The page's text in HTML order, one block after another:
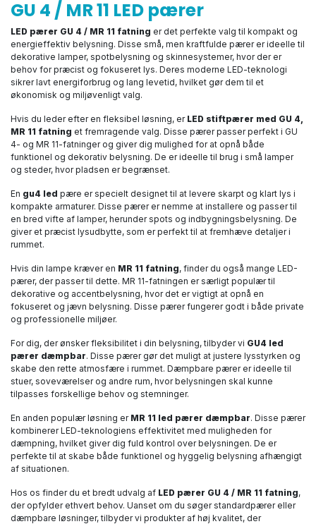
GU 4 / MR 11 LED pærer
LED pærer GU 4 / MR 11 fatning er det perfekte valg til kompakt og
energieffektiv belysning. Disse små, men kraftfulde pærer er ideelle til
dekorative lamper, spotbelysning og skinnesystemer, hvor der er
behov for præcist og fokuseret lys. Deres moderne LED-teknologi
sikrer lavt energiforbrug og lang levetid, hvilket gør dem til et
økonomisk og miljøvenligt valg.
Hvis du leder efter en fleksibel løsning, er LED stiftpærer med GU 4,
MR 11 fatning et fremragende valg. Disse pærer passer perfekt i GU
4- og MR 11-fatninger og giver dig mulighed for at opnå både
funktionel og dekorativ belysning. De er ideelle til brug i små lamper
og steder, hvor pladsen er begrænset.
En gu4 led pære er specielt designet til at levere skarpt og klart lys i
kompakte armaturer. Disse pærer er nemme at installere og passer til
en bred vifte af lamper, herunder spots og indbygningsbelysning. De
giver et præcist lysudbytte, som er perfekt til at fremhæve detaljer i
rummet.
Hvis din lampe kræver en MR 11 fatning, finder du også mange LED-
pærer, der passer til dette. MR 11-fatningen er særligt populær til
dekorative og accentbelysning, hvor det er vigtigt at opnå en
fokuseret og jævn belysning. Disse pærer fungerer godt i både private
og professionelle miljøer.
For dig, der ønsker fleksibilitet i din belysning, tilbyder vi GU4 led
pærer dæmpbar. Disse pærer gør det muligt at justere lysstyrken og
skabe den rette atmosfære i rummet. Dæmpbare pærer er ideelle til
stuer, soveværelser og andre rum, hvor belysningen skal kunne
tilpasses forskellige behov og stemninger.
En anden populær løsning er MR 11 led pærer dæmpbar. Disse pærer
kombinerer LED-teknologiens effektivitet med muligheden for
dæmpning, hvilket giver dig fuld kontrol over belysningen. De er
perfekte til at skabe både funktionel og hyggelig belysning afhængigt
af situationen.
Hos os finder du et bredt udvalg af LED pærer GU 4 / MR 11 fatning,
der opfylder ethvert behov. Uanset om du søger standardpærer eller
dæmpbare løsninger, tilbyder vi produkter af høj kvalitet, der